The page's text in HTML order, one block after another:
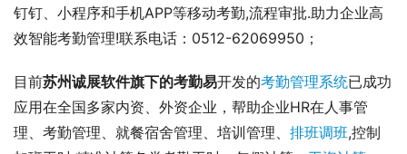
钉钉、小程序和手机APP等移动考勤,流程审批.助力企业高
效智能考勤管理!联系电话：0512-62069950；
目前苏州诚展软件旗下的考勤易开发的考勤管理系统已成功
应用在全国多家内资、外资企业，帮助企业HR在人事管
理、考勤管理、就餐宿舍管理、培训管理、 排班调班,控制